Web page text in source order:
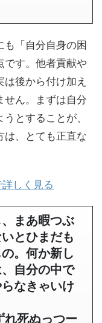
「自分自身の困
です。他者貢献や
後から付け加え
せん。まずは自分
とすることが、
は、とても正直な
しく見る
、まあ暇つぶ
とひまだも
。何か新し
自分の中で
なきゃいけ
死ぬっつー